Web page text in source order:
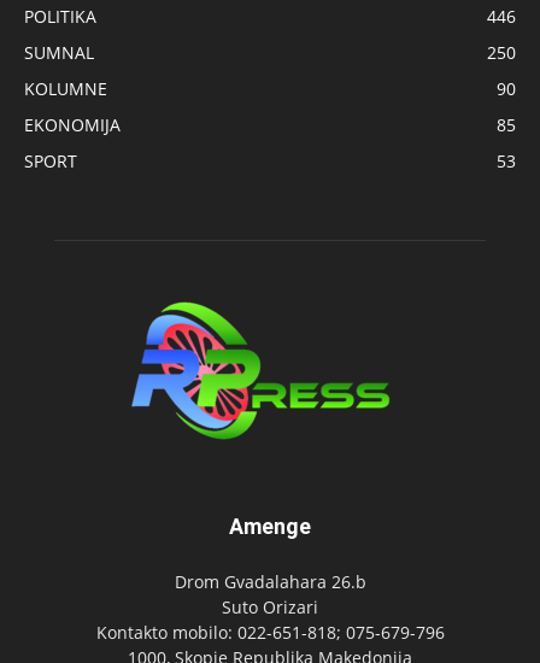
POLITIKA
446
SUMNAL
250
KOLUMNE
90
EKONOMIJA
85
SPORT
53
Amenge
Drom Gvadalahara 26.b
Suto Orizari
Kontakto mobilo: 022-651-818; 075-679-796
1000, Skopje Republika Makedonija